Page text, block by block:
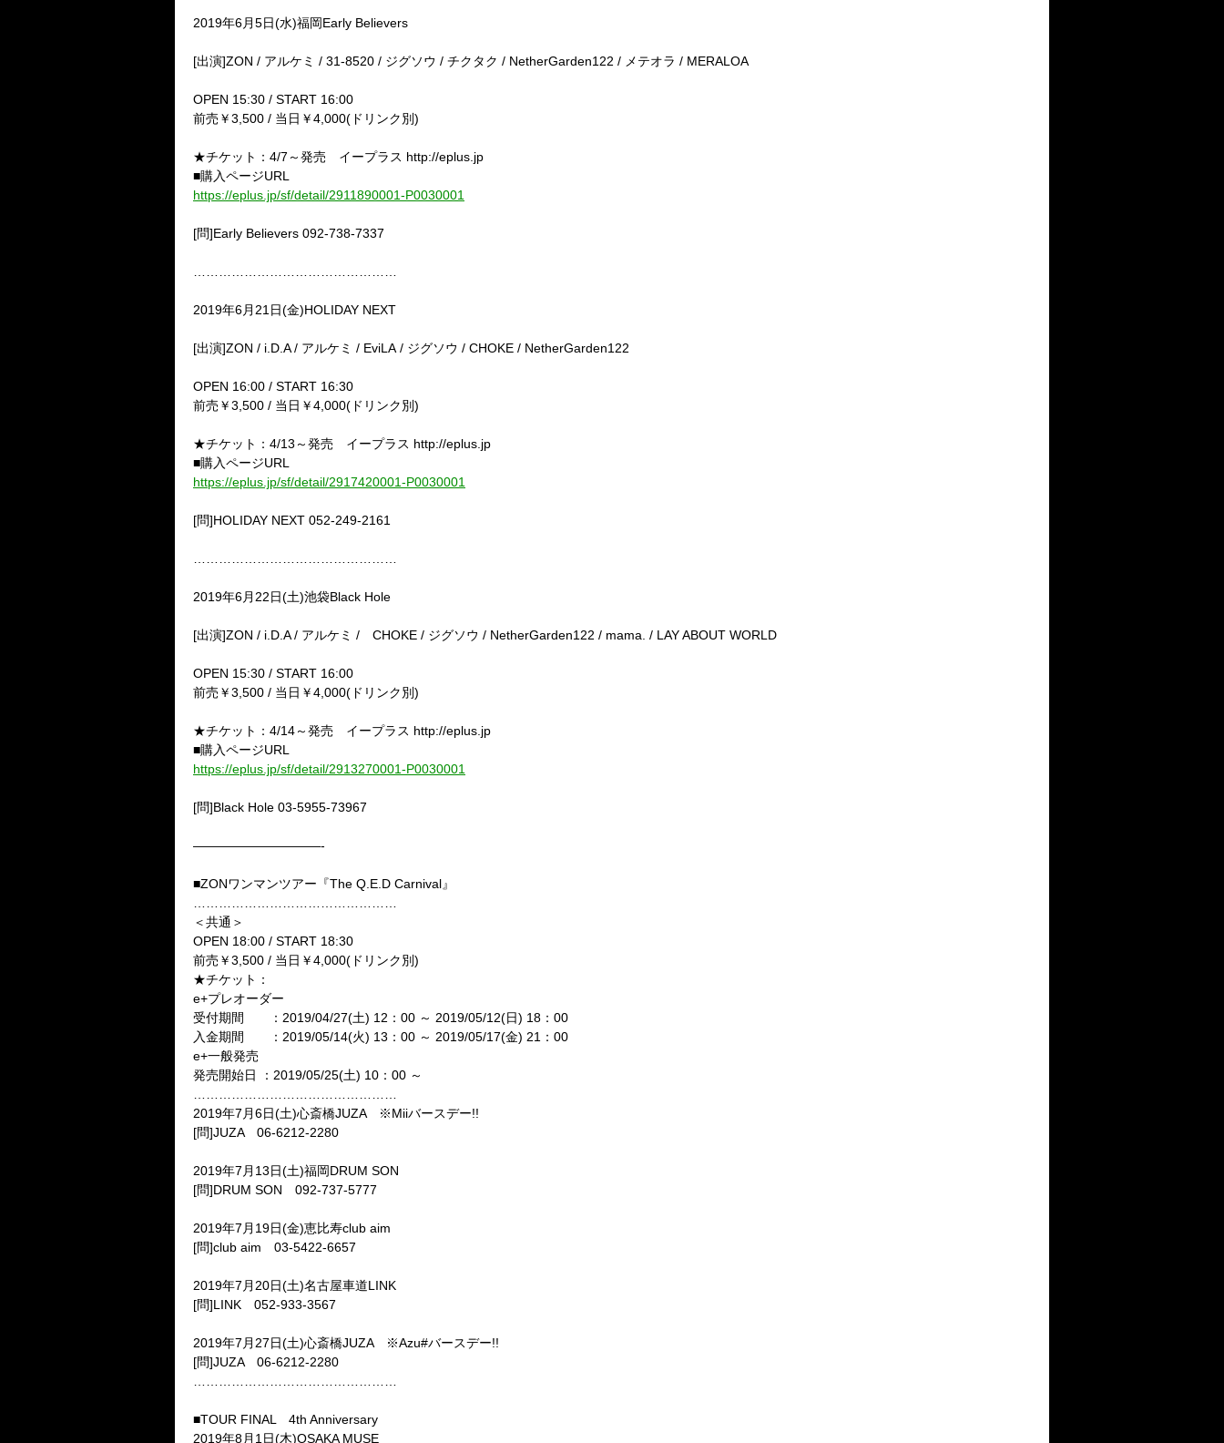
2019年6月5日(水)福岡Early Believers
[出演]ZON / アルケミ / 31-8520 / ジグソウ / チクタク / NetherGarden122 / メテオラ / MERALOA
OPEN 15:30 / START 16:00
前売￥3,500 / 当日￥4,000(ドリンク別)
★チケット：4/7～発売 イープラス http://eplus.jp
■購入ページURL
https://eplus.jp/sf/detail/2911890001-P0030001
[問]Early Believers 092-738-7337
2019年6月21日(金)HOLIDAY NEXT
[出演]ZON / i.D.A / アルケミ / EviLA / ジグソウ / CHOKE / NetherGarden122
OPEN 16:00 / START 16:30
前売￥3,500 / 当日￥4,000(ドリンク別)
★チケット：4/13～発売 イープラス http://eplus.jp
■購入ページURL
https://eplus.jp/sf/detail/2917420001-P0030001
[問]HOLIDAY NEXT 052-249-2161
2019年6月22日(土)池袋Black Hole
[出演]ZON / i.D.A / アルケミ / CHOKE / ジグソウ / NetherGarden122 / mama. / LAY ABOUT WORLD
OPEN 15:30 / START 16:00
前売￥3,500 / 当日￥4,000(ドリンク別)
★チケット：4/14～発売 イープラス http://eplus.jp
■購入ページURL
https://eplus.jp/sf/detail/2913270001-P0030001
[問]Black Hole 03-5955-73967
——————————-
■ZONワンマンツアー『The Q.E.D Carnival』
＜共通＞
OPEN 18:00 / START 18:30
前売￥3,500 / 当日￥4,000(ドリンク別)
★チケット：
e+プレオーダー
受付期間 ：2019/04/27(土) 12：00 ～ 2019/05/12(日) 18：00
入金期間 ：2019/05/14(火) 13：00 ～ 2019/05/17(金) 21：00
e+一般発売
発売開始日 ：2019/05/25(土) 10：00 ～
2019年7月6日(土)心斎橋JUZA ※Miiバースデー!!
[問]JUZA 06‐6212‐2280
2019年7月13日(土)福岡DRUM SON
[問]DRUM SON 092-737-5777
2019年7月19日(金)恵比寿club aim
[問]club aim 03-5422-6657
2019年7月20日(土)名古屋車道LINK
[問]LINK 052-933-3567
2019年7月27日(土)心斎橋JUZA ※Azu#バースデー!!
[問]JUZA 06‐6212‐2280
■TOUR FINAL 4th Anniversary
2019年8月1日(木)OSAKA MUSE